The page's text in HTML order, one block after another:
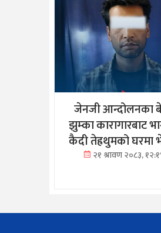
जेनजी आन्दोलनका
झुम्का कारागारबाट
कैदी तेह्रथुमको घरमा
२१ श्रावण २०८३,